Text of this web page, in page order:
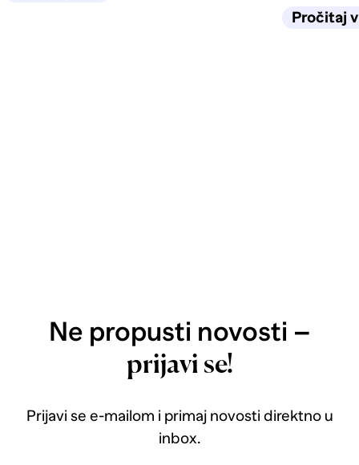
Pročitaj
Ne propusti novosti –
prijavi se!
Prijavi se e-mailom i primaj novosti direktno u
inbox.